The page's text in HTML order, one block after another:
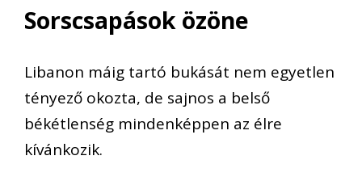
Sorscsapások özöne
Libanon máig tartó bukását nem egyetlen
tényező okozta, de sajnos a belső
békétlenség mindenképpen az élre
kívánkozik.